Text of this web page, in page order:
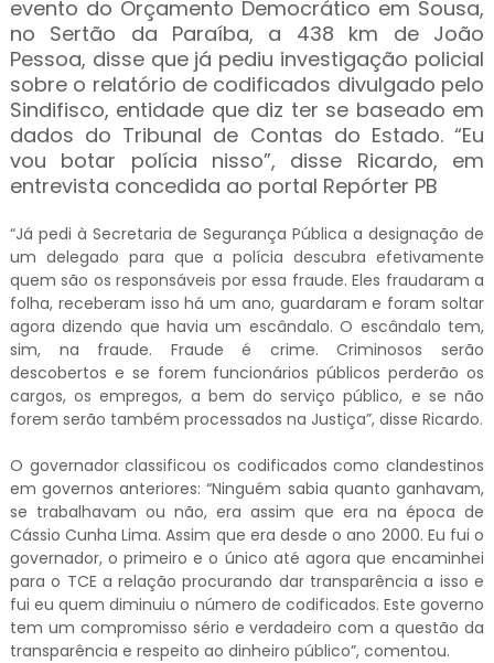
evento do Orçamento Democrático em Sousa,
no Sertão da Paraíba, a 438 km de João
Pessoa, disse que já pediu investigação policial
sobre o relatório de codificados divulgado pelo
Sindifisco, entidade que diz ter se baseado em
dados do Tribunal de Contas do Estado. “Eu
vou botar polícia nisso”, disse Ricardo, em
entrevista concedida ao portal Repórter PB
“Já pedi à Secretaria de Segurança Pública a designação de
um delegado para que a polícia descubra efetivamente
quem são os responsáveis por essa fraude. Eles fraudaram a
folha, receberam isso há um ano, guardaram e foram soltar
agora dizendo que havia um escândalo. O escândalo tem,
sim, na fraude. Fraude é crime. Criminosos serão
descobertos e se forem funcionários públicos perderão os
cargos, os empregos, a bem do serviço público, e se não
forem serão também processados na Justiça”, disse Ricardo.
O governador classificou os codificados como clandestinos
em governos anteriores: “Ninguém sabia quanto ganhavam,
se trabalhavam ou não, era assim que era na época de
Cássio Cunha Lima. Assim que era desde o ano 2000. Eu fui o
governador, o primeiro e o único até agora que encaminhei
para o TCE a relação procurando dar transparência a isso e
fui eu quem diminuiu o número de codificados. Este governo
tem um compromisso sério e verdadeiro com a questão da
transparência e respeito ao dinheiro público”, comentou.